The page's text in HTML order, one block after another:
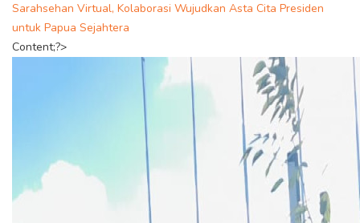
Sarahsehan Virtual, Kolaborasi Wujudkan Asta Cita Presiden
untuk Papua Sejahtera
Content;?>